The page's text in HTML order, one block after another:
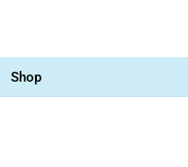
Shop